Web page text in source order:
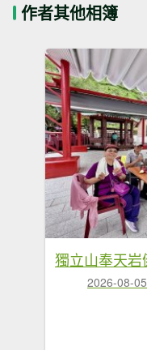
作者其他相簿
2026-08-05